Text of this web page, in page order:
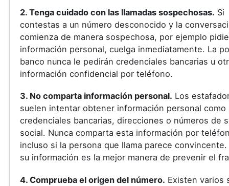
2. Tenga cuidado con las llamadas sospechosas. Si
contestas a un número desconocido y la
comienza de manera sospechosa, por ejemplo
información personal, cuelga inmediatamente. La
banco nunca le pedirán credenciales bancarias u
información confidencial por teléfono.
3. No comparta información personal. Los
suelen intentar obtener información personal como
credenciales bancarias, direcciones o números de
social. Nunca comparta esta información por
incluso si la persona que llama parece
su información es la mejor manera de prevenir el
4. Comprueba el origen del número. Existen varios